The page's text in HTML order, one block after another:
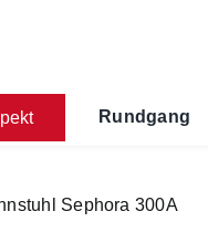
Rundgang
Sephora 300A